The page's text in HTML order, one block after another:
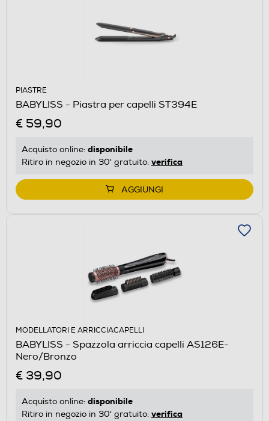
PIASTRE
BABYLISS - Piastra per capelli ST394E
€ 59,90
Acquisto online: disponibile
Ritiro in negozio in 30' gratuito: verifica
AGGIUNGI
MODELLATORI E ARRICCIACAPELLI
BABYLISS - Spazzola arriccia capelli AS126E-
Nero/Bronzo
€ 39,90
Acquisto online: disponibile
Ritiro in negozio in 30' gratuito: verifica